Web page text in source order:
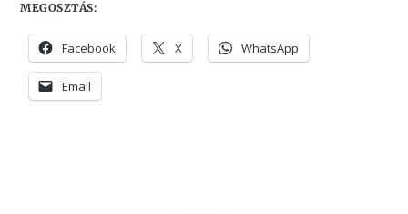
MEGOSZTÁS:
Facebook X WhatsApp
Email